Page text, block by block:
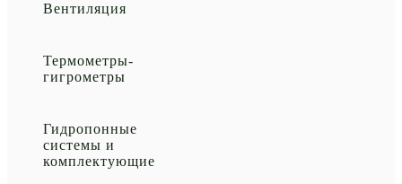
Вентиляция
Термометры-
гигрометры
Гидропонные
системы и
комплектующие